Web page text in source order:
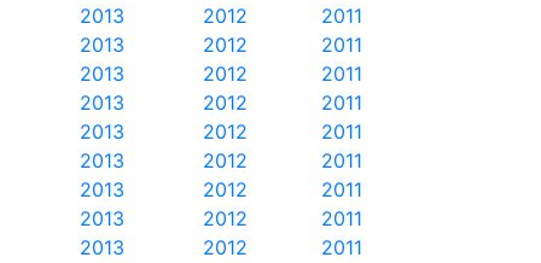
2013
2013
2013
2013
2013
2013
2013
2013
2013
2012
2012
2012
2012
2012
2012
2012
2012
2012
2011
2011
2011
2011
2011
2011
2011
2011
2011